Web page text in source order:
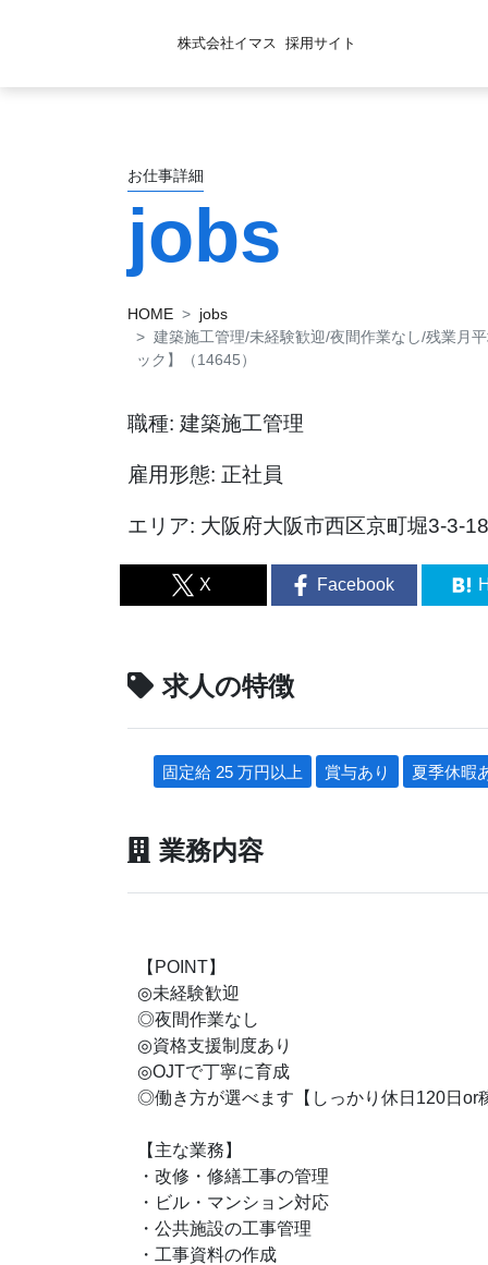
株式会社イマス 採用サイト
お仕事詳細
jobs
HOME
jobs
建築施工管理/未経験歓迎/夜間作業なし/残業月
ック】（14645）
職種: 建築施工管理
雇用形態: 正社員
エリア: 大阪府大阪市西区京町堀3-3-
X Facebook
求人の特徴
固定給 25 万円以上 賞与あり 夏季休暇
業務内容
【POINT】
◎未経験歓迎
◎夜間作業なし
◎資格支援制度あり
◎OJTで丁寧に育成
◎働き方が選べます【しっかり休日120日or
【主な業務】
・改修・修繕工事の管理
・ビル・マンション対応
・公共施設の工事管理
・工事資料の作成